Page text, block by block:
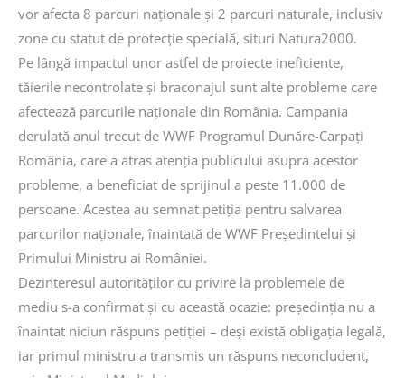
vor afecta 8 parcuri naţionale şi 2 parcuri naturale, inclusiv
zone cu statut de protecţie specială, situri Natura2000.
Pe lângă impactul unor astfel de proiecte ineficiente,
tăierile necontrolate şi braconajul sunt alte probleme care
afectează parcurile naţionale din România. Campania
derulată anul trecut de WWF Programul Dunăre-Carpaţi
România, care a atras atenţia publicului asupra acestor
probleme, a beneficiat de sprijinul a peste 11.000 de
persoane. Acestea au semnat petiţia pentru salvarea
parcurilor naţionale, înaintată de WWF Preşedintelui şi
Primului Ministru ai României.
Dezinteresul autorităţilor cu privire la problemele de
mediu s-a confirmat şi cu această ocazie: preşedinţia nu a
înaintat niciun răspuns petiţiei – deşi există obligaţia legală,
iar primul ministru a transmis un răspuns neconcludent,